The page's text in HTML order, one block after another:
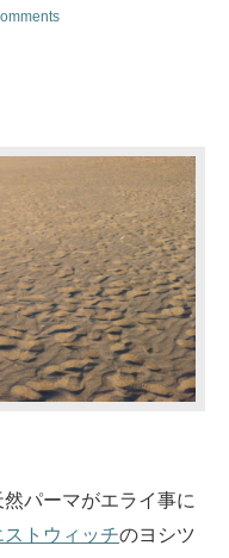
パーマがエライ事に
トウィッチのヨシツ